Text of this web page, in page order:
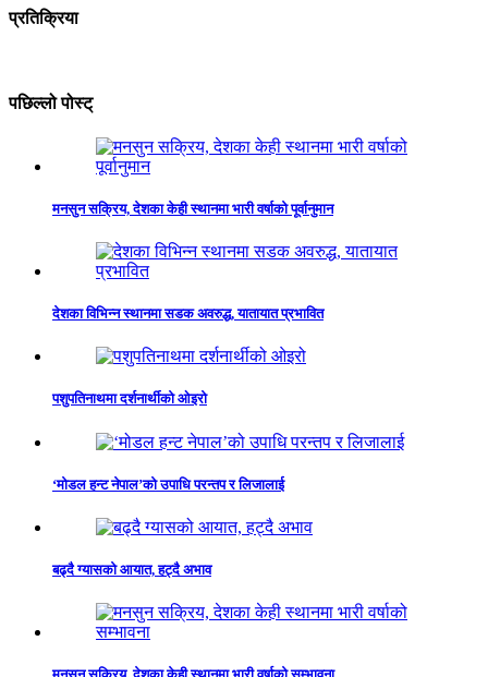
प्रतिक्रिया
पछिल्लो पोस्ट्
मनसुन सक्रिय, देशका केही स्थानमा भारी वर्षाको पूर्वानुमान
देशका विभिन्न स्थानमा सडक अवरुद्ध, यातायात प्रभावित
पशुपतिनाथमा दर्शनार्थीको ओइरो
‘मोडल हन्ट नेपाल’को उपाधि परन्तप र लिजालाई
बढ्दै ग्यासको आयात, हट्दै अभाव